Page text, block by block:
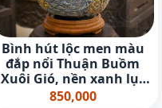
Bình hút lộc men màu
đắp nổi Thuận Buồm
Xuôi Gió, nền xanh lục
bảo cao 18cm
850,000